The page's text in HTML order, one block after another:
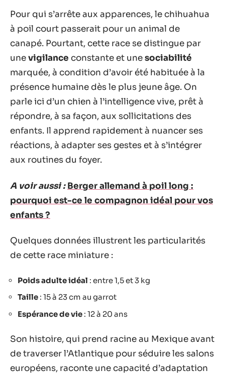
Pour qui s’arrête aux apparences, le chihuahua
à poil court passerait pour un animal de
canapé. Pourtant, cette race se distingue par
unevigilance constante et unesociabilité
marquée, à condition d’avoir été habituée à la
présence humaine dès le plus jeune âge. On
parle ici d’un chien à l’intelligence vive, prêt à
répondre, à sa façon, aux sollicitations des
enfants. Il apprend rapidement à nuancer ses
réactions, à adapter ses gestes et à s’intégrer
aux routines du foyer.
A voir aussi : Berger allemand à poil long :
pourquoi est-ce le compagnon idéal pour vos
enfants ?
Quelques données illustrent les particularités
de cette race miniature :
Poids adulte idéal : entre 1,5 et 3 kg
Taille : 15 à 23 cm au garrot
Espérance de vie : 12 à 20 ans
Son histoire, qui prend racine au Mexique avant
de traverser l’Atlantique pour séduire les salons
européens, raconte une capacité d’adaptation